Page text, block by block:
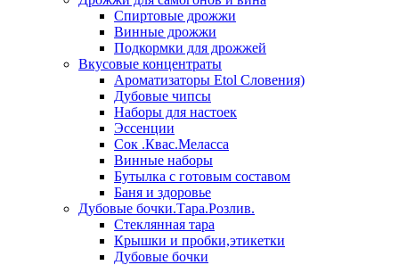
Спиртовые дрожжи
Винные дрожжи
Подкормки для дрожжей
Вкусовые концентраты
Ароматизаторы Etol Словения)
Дубовые чипсы
Наборы для настоек
Эссенции
Сок .Квас.Меласса
Винные наборы
Бутылка с готовым составом
Баня и здоровье
Дубовые бочки.Тара.Розлив.
Стеклянная тара
Крышки и пробки,этикетки
Дубовые бочки